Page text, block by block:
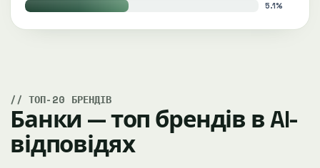
5.1%
ТОП-20 БРЕНДІВ
Банки — топ брендів в AI-
відповідях